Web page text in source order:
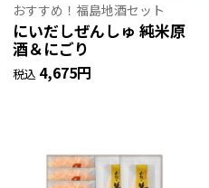
おすすめ！福島地酒セット
にいだしぜんしゅ 純米原
酒＆にごり
税込 4,675円